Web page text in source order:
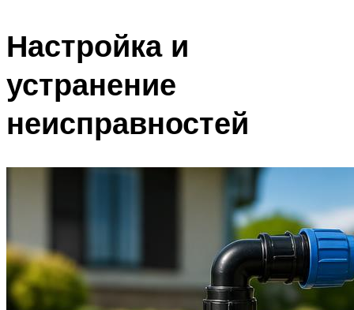
Настройка и
устранение
неисправностей